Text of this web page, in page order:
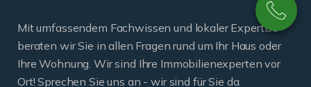
Mit umfassendem Fachwissen und lokaler Expertise
beraten wir Sie in allen Fragen rund um Ihr Haus oder
Ihre Wohnung. Wir sind Ihre Immobilienexperten vor
Ort! Sprechen Sie uns an - wir sind für Sie da.